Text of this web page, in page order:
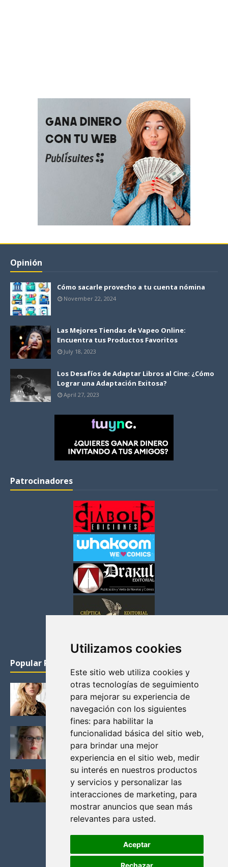
Utilizamos cookies
Este sitio web utiliza cookies y
otras tecnologías de seguimiento
para mejorar su experiencia de
navegación con los siguientes
fines: para habilitar la
funcionalidad básica del sitio web,
para brindar una mejor
experiencia en el sitio web, medir
su interés en nuestros productos
y servicios y personalizar las
interacciones de marketing, para
mostrar anuncios que sean más
relevantes para usted.
Aceptar
Rechazar
Opinión
Cómo sacarle provecho a tu cuenta nómina
November 22, 2024
Las Mejores Tiendas de Vapeo Online:
Encuentra tus Productos Favoritos
July 18, 2023
Los Desafíos de Adaptar Libros al Cine: ¿Cómo
Lograr una Adaptación Exitosa?
April 27, 2023
Patrocinadores
Popular Posts
KATHERYN WINNICK: LA ACTRIZ MAS GUAPA DE
VIKINGOS
Junio 14, 2013
FELICITY (EMILY BETT RICKARDS), LAS FOTOS
MAS BONITAS DE LA ALIADA DE ARROW
Noviembre 30, 2013
BLACK MIRROR: TODA TU HISTORIA. EPISODIO 3.
LA CRITICA
Mayo 17, 2012